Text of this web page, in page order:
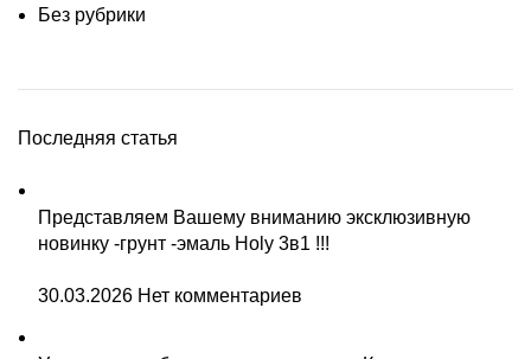
Без рубрики
Последняя статья
Представляем Вашему вниманию эксклюзивную
новинку -грунт -эмаль Holy 3в1 !!!
30.03.2026 Нет комментариев